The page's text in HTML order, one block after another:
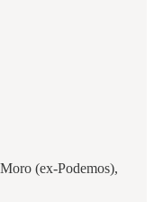
(ex-Podemos),